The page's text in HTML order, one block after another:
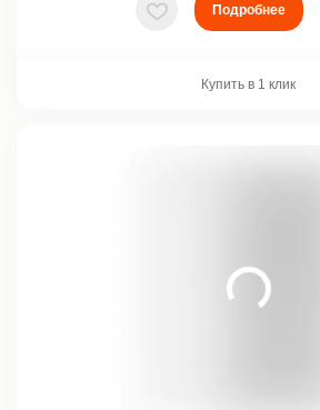
В избранное
Подробнее
Купить в 1 клик